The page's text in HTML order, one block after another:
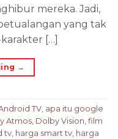
mereka. Jadi,
yang tak
[…]
→
TV, apa itu google
Atmos, Dolby Vision, film
tv, harga smart tv, harga